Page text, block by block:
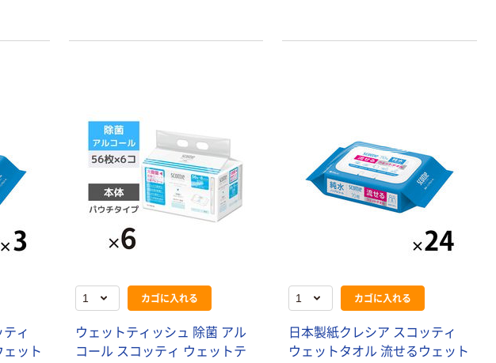
ィ
ェット
カゴに入れる
ウェットティッシュ 除菌 アル
コール スコッティ ウェットテ
カゴに入れる
日本製紙クレシア スコッティ
ウェットタオル 流せるウェット